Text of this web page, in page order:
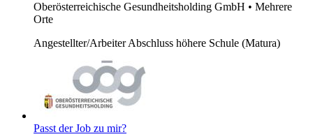
Oberösterreichische Gesundheitsholding GmbH • Mehrere
Orte
Angestellter/ArbeiterAbschluss höhere Schule (Matura)
Passt der Job zu mir?